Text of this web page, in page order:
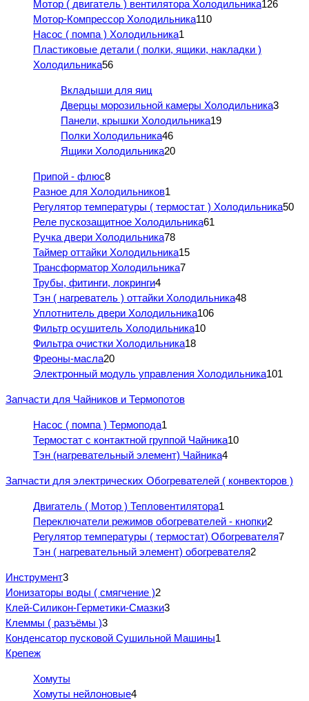
Мотор ( двигатель ) вентилятора Холодильника126
Мотор-Компрессор Холодильника110
Насос ( помпа ) Холодильника1
Пластиковые детали ( полки, ящики, накладки )
Холодильника56
Вкладыши для яиц
Дверцы морозильной камеры Холодильника3
Панели, крышки Холодильника19
Полки Холодильника46
Ящики Холодильника20
Припой - флюс8
Разное для Холодильников1
Регулятор температуры ( термостат ) Холодильника50
Реле пускозащитное Холодильника61
Ручка двери Холодильника78
Таймер оттайки Холодильника15
Трансформатор Холодильника7
Трубы, фитинги, локринги4
Тэн ( нагреватель ) оттайки Холодильника48
Уплотнитель двери Холодильника106
Фильтр осушитель Холодильника10
Фильтра очистки Холодильника18
Фреоны-масла20
Электронный модуль управления Холодильника101
Запчасти для Чайников и Термопотов
Насос ( помпа ) Термопода1
Термостат с контактной группой Чайника10
Тэн (нагревательный элемент) Чайника4
Запчасти для электрических Обогревателей ( конвекторов )
Двигатель ( Мотор ) Тепловентилятора1
Переключатели режимов обогревателей - кнопки2
Регулятор температуры ( термостат) Обогревателя7
Тэн ( нагревательный элемент) обогревателя2
Инструмент3
Ионизаторы воды ( смягчение )2
Клей-Силикон-Герметики-Смазки3
Клеммы ( разъёмы )3
Конденсатор пусковой Сушильной Машины1
Крепеж
Хомуты
Хомуты нейлоновые4